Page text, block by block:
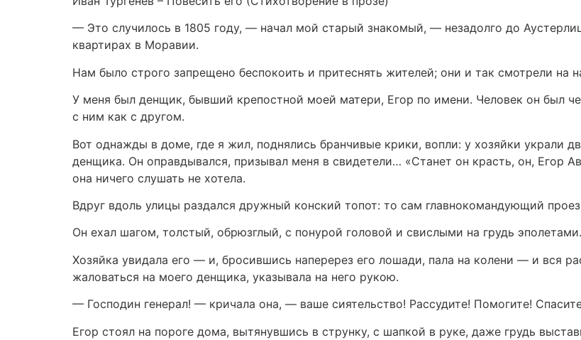
— Это случилось в 1805 году, — начал мой старый знакомый, — незадолго до
квартирах в Моравии.
Нам было строго запрещено беспокоить и притеснять жителей; они и так смотрели на
У меня был денщик, бывший крепостной моей матери, Егор по имени. Человек он был
с ним как с другом.
Вот однажды в доме, где я жил, поднялись бранчивые крики, вопли: у хозяйки украли
денщика. Он оправдывался, призывал меня в свидетели… «Станет он красть, он, Егор
она ничего слушать не хотела.
Вдруг вдоль улицы раздался дружный конский топот: то сам главнокомандующий
Он ехал шагом, толстый, обрюзглый, с понурой головой и свислыми на грудь эполетами.
Хозяйка увидала его — и, бросившись наперерез его лошади, пала на колени — и вся
жаловаться на моего денщика, указывала на него рукою.
— Господин генерал! — кричала она, — ваше сиятельство! Рассудите! Помогите!
Егор стоял на пороге дома, вытянувшись в струнку, с шапкой в руке, даже грудь